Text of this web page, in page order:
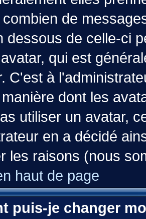
combien de
dessous de celle-ci
qui est
C'est à
dont les
utiliser un avatar,
en a décidé
les raisons (nous
haut de page
puis-je changer